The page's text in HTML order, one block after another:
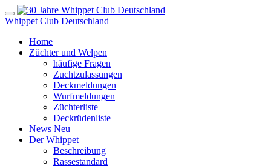
Whippet Club Deutschland
Home
Züchter und Welpen
häufige Fragen
Zuchtzulassungen
Deckmeldungen
Wurfmeldungen
Züchterliste
Deckrüdenliste
News Neu
Der Whippet
Beschreibung
Rassestandard